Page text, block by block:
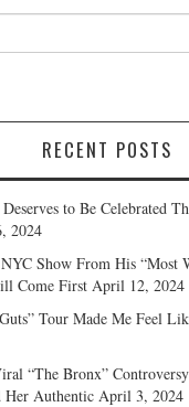
RECENT POSTS
to Be Celebrated
2024
Show From His “Most
Come First April 12, 2024
Tour Made Me Feel
“The Bronx”
Her Authentic April 3, 2024